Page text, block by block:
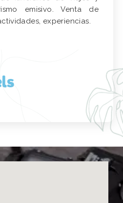
emisivo. Venta de
experiencias.